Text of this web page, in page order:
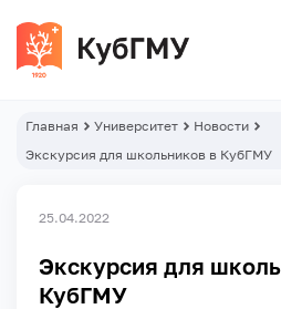
Главная Университет
Новости
Экскурсия для школьников в КубГМУ
25.04.2022
Экскурсия для
КубГМУ